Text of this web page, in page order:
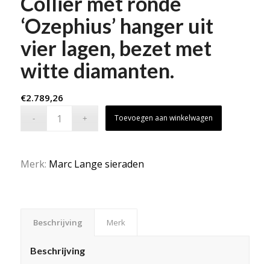
‘Ozephius’ hanger uit
vier lagen, bezet met
witte diamanten.
€2.789,26
Toevoegen aan winkelwagen
Merk: Marc Lange sieraden
Beschrijving Merk
Beschrijving